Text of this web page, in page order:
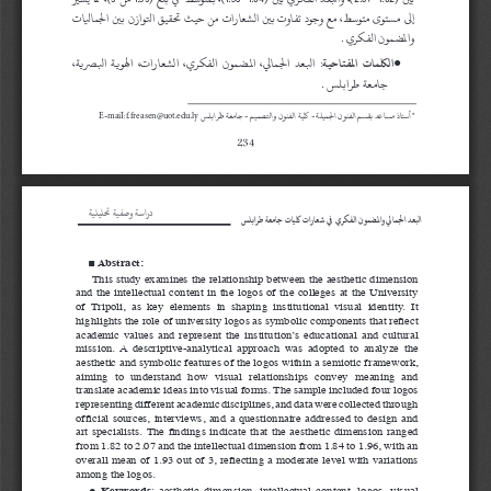
234
E maiI:f.freasen@uot edu .ly * أستاذ مساعد بقسم الفنون الجميلة - كلية الفنون والتصميم - جامعة طرابلس
إلى  مستوى  متوسط،  مع  وجود  تفاوت  بين  الشعارات  من  حيث  تحقيق  التوازن  بين  الجماليات
والمضمون الفكري .
  البعد  الجمالي،  المضمون  الفكري،  الشعارات،  الهوية  البصرية،
الكلمات  المفتاحية:●
البعد الجمالي والمضمون الفكري  في شعارات كليات جامعة طرابلس
دراسة وصفية تحليلية
■ Abstract:
This study examines the relationship between the aesthetic dimension
and the intellectual content in the logos of the colleges at the University
of  Tripoli,  as  key  elements  in  shaping  institutional  visual  identity.  It
highlights the role of university logos as symbolic components that reflect
academic  values  and  represent  the  institution’s  educational  and  cultural
mission.  A  descriptive-analytical  approach  was  adopted  to  analyze  the
aesthetic and symbolic features of the logos within a semiotic framework,
aiming  to  understand  how  visual  relationships  convey  meaning  and
translate academic ideas into visual forms. The sample included four logos
representing different academic disciplines, and data were collected through
official sources, interviews, and a questionnaire addressed to design and
art specialists. The findings indicate that the aesthetic dimension ranged
from 1.82 to 2.07 and the intellectual dimension from 1.84 to 1.96, with an
overall mean of 1.93 out of 3, reflecting a moderate level with variations
among the logos.